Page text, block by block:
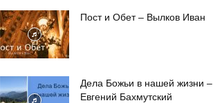
Пост и Обет – Вылков Иван
Дела Божьи в нашей жизни –
Евгений Бахмутский